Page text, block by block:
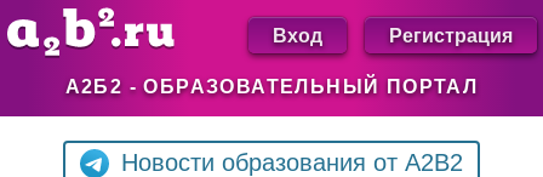
А2Б2 - ОБРАЗОВАТЕЛЬНЫЙ ПОРТАЛ
Вход Регистрация
Новости образования от A2B2